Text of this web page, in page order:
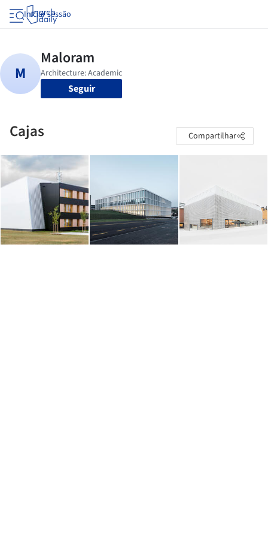
Iniciar sessão
Seguir
Cajas Compartilhar